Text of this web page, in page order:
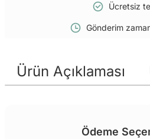
Ücretsiz
Gönderim
Ürün Açıklaması
Ödeme